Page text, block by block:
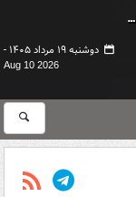
دوشنبه ۱۹ مرداد ۱۴۰۵ -
Aug 10 2026